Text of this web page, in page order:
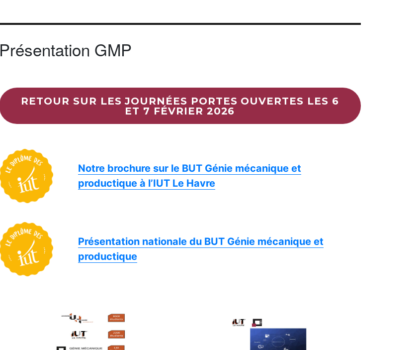
Présentation GMP
RETOUR SUR LES JOURNÉES PORTES OUVERTES LES 6
ET 7 FÉVRIER 2026
Notre brochure sur le BUT Génie mécanique et
productique à l’IUT Le Havre
Présentation nationale du BUT Génie mécanique et
productique